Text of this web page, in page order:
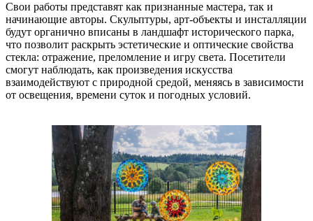
Свои работы представят как признанные мастера, так и
начинающие авторы. Скульптуры, арт-объекты и инсталляции
будут органично вписаны в ландшафт исторического парка,
что позволит раскрыть эстетические и оптические свойства
стекла: отражение, преломление и игру света. Посетители
смогут наблюдать, как произведения искусства
взаимодействуют с природной средой, меняясь в зависимости
от освещения, времени суток и погодных условий.